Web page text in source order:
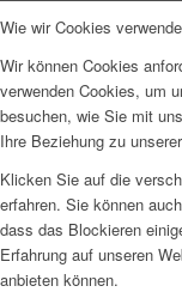
Wie wir Cookies
Wir können Cookies
verwenden Cookies, um
besuchen, wie Sie mit
Ihre Beziehung zu
Klicken Sie auf die
erfahren. Sie können
dass das Blockieren
Erfahrung auf unseren
anbieten können.